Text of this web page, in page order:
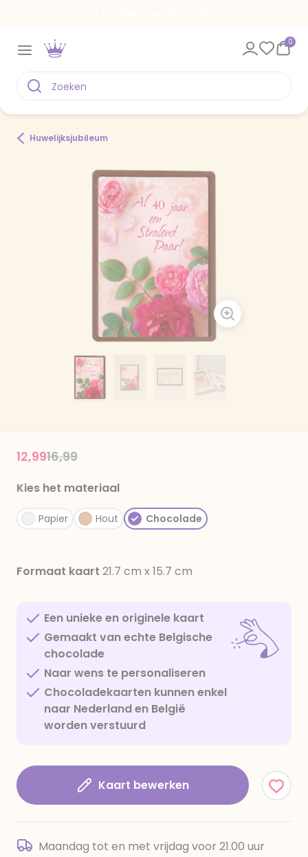
0
Huwelijksjubileum
Price reduced from
16,99to
12,99
Kies het materiaal
Papier Hout Chocolade
Formaat kaart 21.7 cm x 15.7 cm
Een unieke en originele kaart
Gemaakt van echte Belgische
chocolade
Naar wens te personaliseren
Chocoladekaarten kunnen enkel
naar Nederland en België
worden verstuurd
Kaart bewerken
Maandag tot en met vrijdag voor 21.00 uur